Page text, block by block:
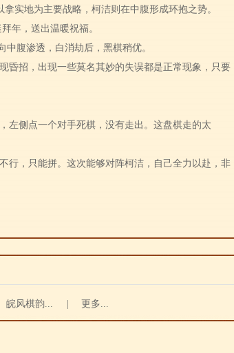
实地为主要战略，柯洁则在中腹形成环抱之势。
年，送出温暖祝福。
中腹渗透，白消劫后，黑棋稍优。
昏招，出现一些莫名其妙的失误都是正常现象，只要
左侧点一个对手死棋，没有走出。这盘棋走的太
行，只能拼。这次能够对阵柯洁，自己全力以赴，非
皖风棋韵... 更多...